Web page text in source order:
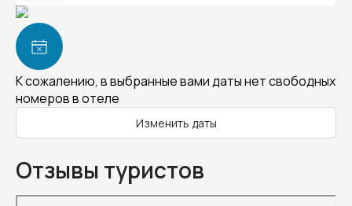
К сожалению, в выбранные вами даты нет свободных
номеров в отеле
Изменить даты
Отзывы туристов